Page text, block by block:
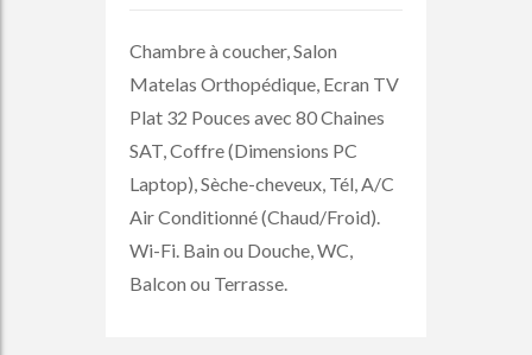
Chambre à coucher, Salon
Matelas Orthopédique, Ecran TV
Plat 32 Pouces avec 80 Chaines
SAT, Coffre (Dimensions PC
Laptop), Sèche-cheveux, Tél, A/C
Air Conditionné (Chaud/Froid).
Wi-Fi. Bain ou Douche, WC,
Balcon ou Terrasse.